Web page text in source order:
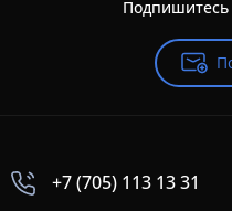
+7 (705) 113 13 31